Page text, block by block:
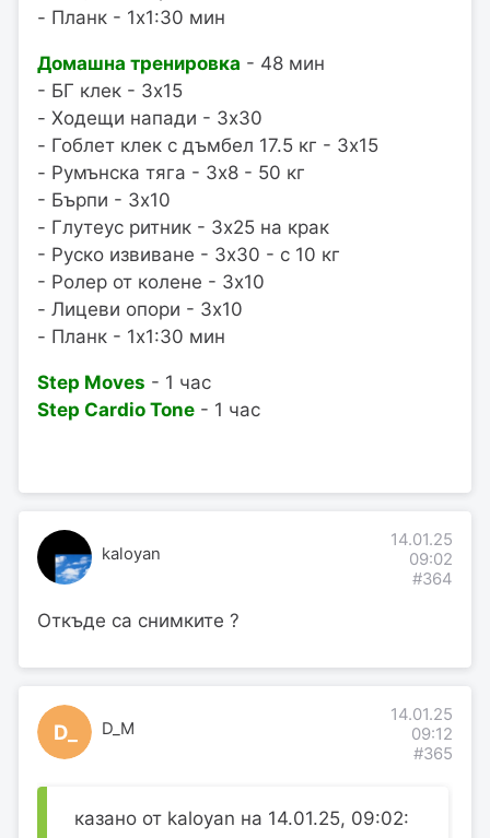
- Планк - 1x1:30 мин
Домашна тренировка - 48 мин
- БГ клек - 3x15
- Ходещи напади - 3x30
- Гоблет клек с дъмбел 17.5 кг - 3x15
- Румънска тяга - 3x8 - 50 кг
- Бърпи - 3x10
- Глутеус ритник - 3x25 на крак
- Руско извиване - 3x30 - с 10 кг
- Ролер от колене - 3x10
- Лицеви опори - 3x10
- Планк - 1x1:30 мин
Step Moves - 1 час
Step Cardio Tone - 1 час
kaloyan
14.01.25
09:02
#364
Откъде са снимките ?
D_ D_M
14.01.25
09:12
#365
казано от kaloyan на 14.01.25, 09:02: